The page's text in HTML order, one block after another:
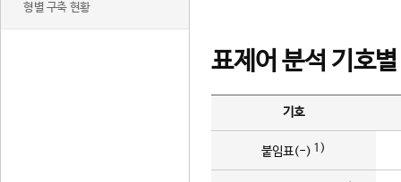
형별 구축 현황
표제어 분석 기호
기호
붙임표(-) 1)